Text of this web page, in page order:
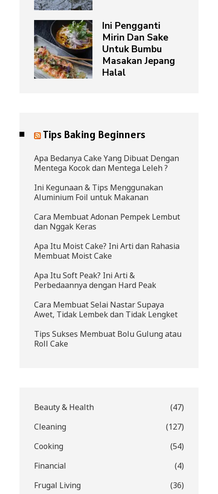
Ini Pengganti
Mirin Dan Sake
Untuk Bumbu
Masakan Jepang
Halal
Tips Baking Beginners
Apa Bedanya Cake Yang Dibuat Dengan
Mentega Kocok dan Mentega Leleh ?
Ini Kegunaan & Tips Menggunakan
Aluminium Foil untuk Makanan
Cara Membuat Adonan Pempek Lembut
dan Nggak Keras
Apa Itu Moist Cake? Ini Arti dan Rahasia
Membuat Moist Cake
Apa Itu Soft Peak? Ini Arti &
Perbedaannya dengan Hard Peak
Cara Membuat Selai Nastar Supaya
Awet, Tidak Lembek dan Tidak Lengket
Tips Sukses Membuat Bolu Gulung atau
Roll Cake
Beauty & Health
(47)
Cleaning
(127)
Cooking
(54)
Financial
(4)
Frugal Living
(36)